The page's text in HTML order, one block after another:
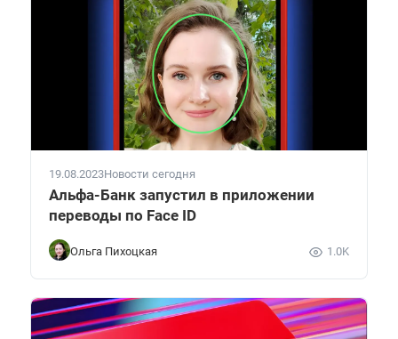
19.08.2023Новости сегодня
Альфа-Банк запустил в приложении
переводы по Face ID
Ольга Пихоцкая 1.0K